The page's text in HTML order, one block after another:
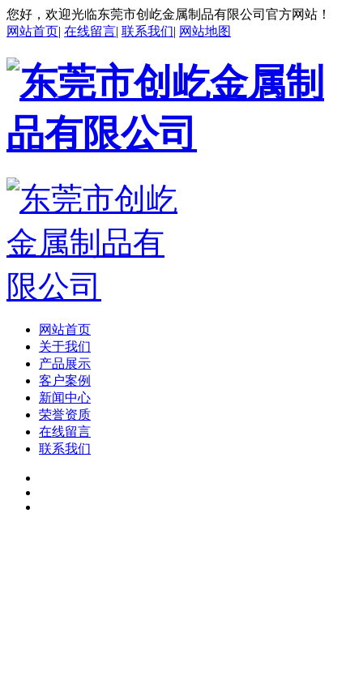
您好，欢迎光临东莞市创屹金属制品有限公司官方网站！
网站首页| 在线留言| 联系我们| 网站地图
网站首页
关于我们
产品展示
客户案例
新闻中心
荣誉资质
在线留言
联系我们